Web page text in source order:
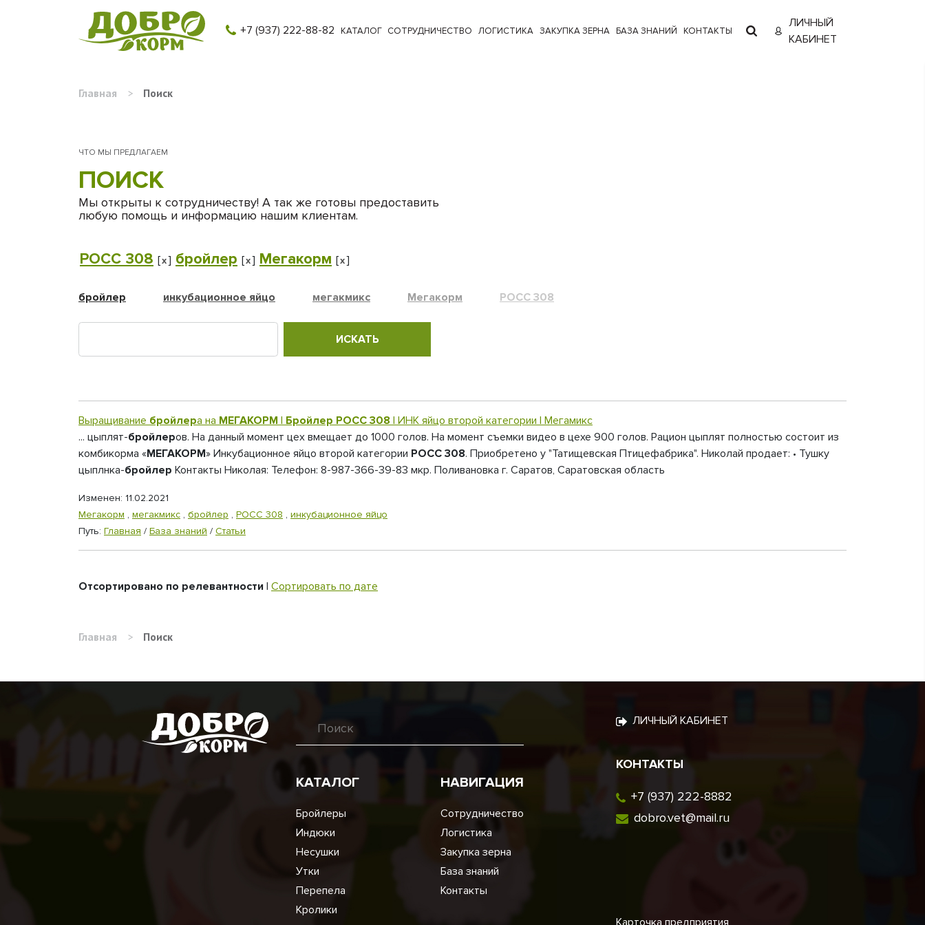
+7 (937) 222-88-82 КАТАЛОГ СОТРУДНИЧЕСТВО ЛОГИСТИКА ЗАКУПКА ЗЕРНА БАЗА ЗНАНИЙ КОНТАКТЫ
ЛИЧНЫЙ
КАБИНЕТ
Главная > Поиск
ЧТО МЫ ПРЕДЛАГАЕМ
ПОИСК
Мы открыты к сотрудничеству! А так же готовы предоставить
любую помощь и информацию нашим клиентам.
РОСС 308 [x] бройлер [x] Мегакорм [x]
бройлер инкубационное яйцо мегакмикс Мегакорм РОСС 308
Выращивание бройлера на МЕГАКОРМ | Бройлер РОСС 308 | ИНК яйцо второй категории | Мегамикс
... цыплят-бройлеров. На данный момент цех вмещает до 1000 голов. На момент съемки видео в цехе 900 голов. Рацион цыплят полностью состоит из
комбикорма «МЕГАКОРМ» Инкубационное яйцо второй категории РОСС 308. Приобретено у "Татищевская Птицефабрика". Николай продает: • Тушку
цыплнка-бройлер Контакты Николая: Телефон: 8-987-366-39-83 мкр. Поливановка г. Саратов, Саратовская область
Изменен: 11.02.2021
Мегакорм , мегакмикс , бройлер , РОСС 308 , инкубационное яйцо
Путь: Главная / База знаний / Статьи
Отсортировано по релевантности | Сортировать по дате
Главная > Поиск
КАТАЛОГ
Бройлеры
Индюки
Несушки
Утки
Перепела
Кролики
НАВИГАЦИЯ
Сотрудничество
Логистика
Закупка зерна
База знаний
Контакты
ЛИЧНЫЙ КАБИНЕТ
КОНТАКТЫ
+7 (937) 222-8882
dobro.vet@mail.ru
Карточка предприятия